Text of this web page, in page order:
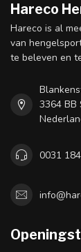
Hareco
Hareco is al
van
te beleven en
3364 BB
0031